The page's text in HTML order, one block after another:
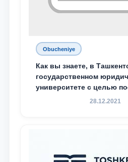
Obucheniye
Как вы знаете, в
государственном
университете с целью
талантливых, активных и
28.12.2021